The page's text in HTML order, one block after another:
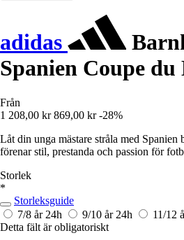
adidas
Spanien Coupe du
Från
1 208,00 kr 869,00 kr -28%
Låt din unga mästare stråla med Spanien
förenar stil, prestanda och passion för
Storlek
*
Storleksguide
7/8 år 24h 9/10 år 24h 11/12
Detta fält är obligatoriskt